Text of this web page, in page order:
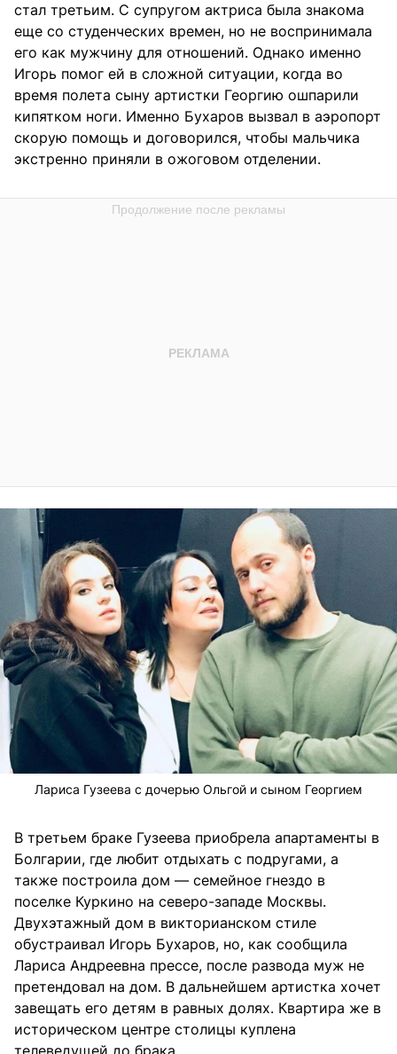
стал третьим. С супругом актриса была знакома
еще со студенческих времен, но не воспринимала
его как мужчину для отношений. Однако именно
Игорь помог ей в сложной ситуации, когда во
время полета сыну артистки Георгию ошпарили
кипятком ноги. Именно Бухаров вызвал в аэропорт
скорую помощь и договорился, чтобы мальчика
экстренно приняли в ожоговом отделении.
Лариса Гузеева с дочерью Ольгой и сыном Георгием
В третьем браке Гузеева приобрела апартаменты в
Болгарии, где любит отдыхать с подругами, а
также построила дом — семейное гнездо в
поселке Куркино на северо-западе Москвы.
Двухэтажный дом в викторианском стиле
обустраивал Игорь Бухаров, но, как сообщила
Лариса Андреевна прессе, после развода муж не
претендовал на дом. В дальнейшем артистка хочет
завещать его детям в равных долях. Квартира же в
историческом центре столицы куплена
телеведущей до брака.